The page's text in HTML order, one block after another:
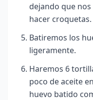
dejando que
hacer
Batiremos los
ligeramente.
Haremos 6
poco de aceite
huevo batido